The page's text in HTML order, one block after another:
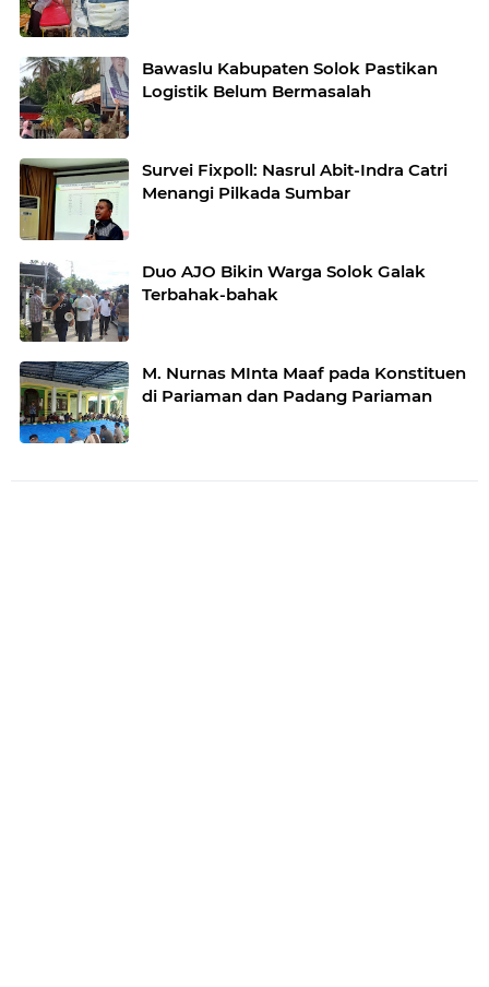
Bawaslu Kabupaten Solok Pastikan
Logistik Belum Bermasalah
Survei Fixpoll: Nasrul Abit-Indra Catri
Menangi Pilkada Sumbar
Duo AJO Bikin Warga Solok Galak
Terbahak-bahak
M. Nurnas MInta Maaf pada Konstituen
di Pariaman dan Padang Pariaman